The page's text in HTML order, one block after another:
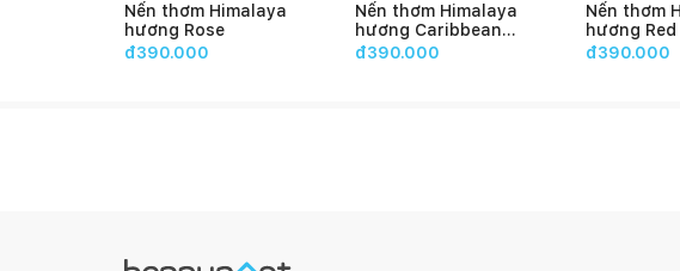
Nến thơm Himalaya
hương Rose
đ390.000
Nến thơm Himalaya
hương Caribbean
Teakwood
đ390.000
Nến thơm
hương
Cinnamon
đ390.000